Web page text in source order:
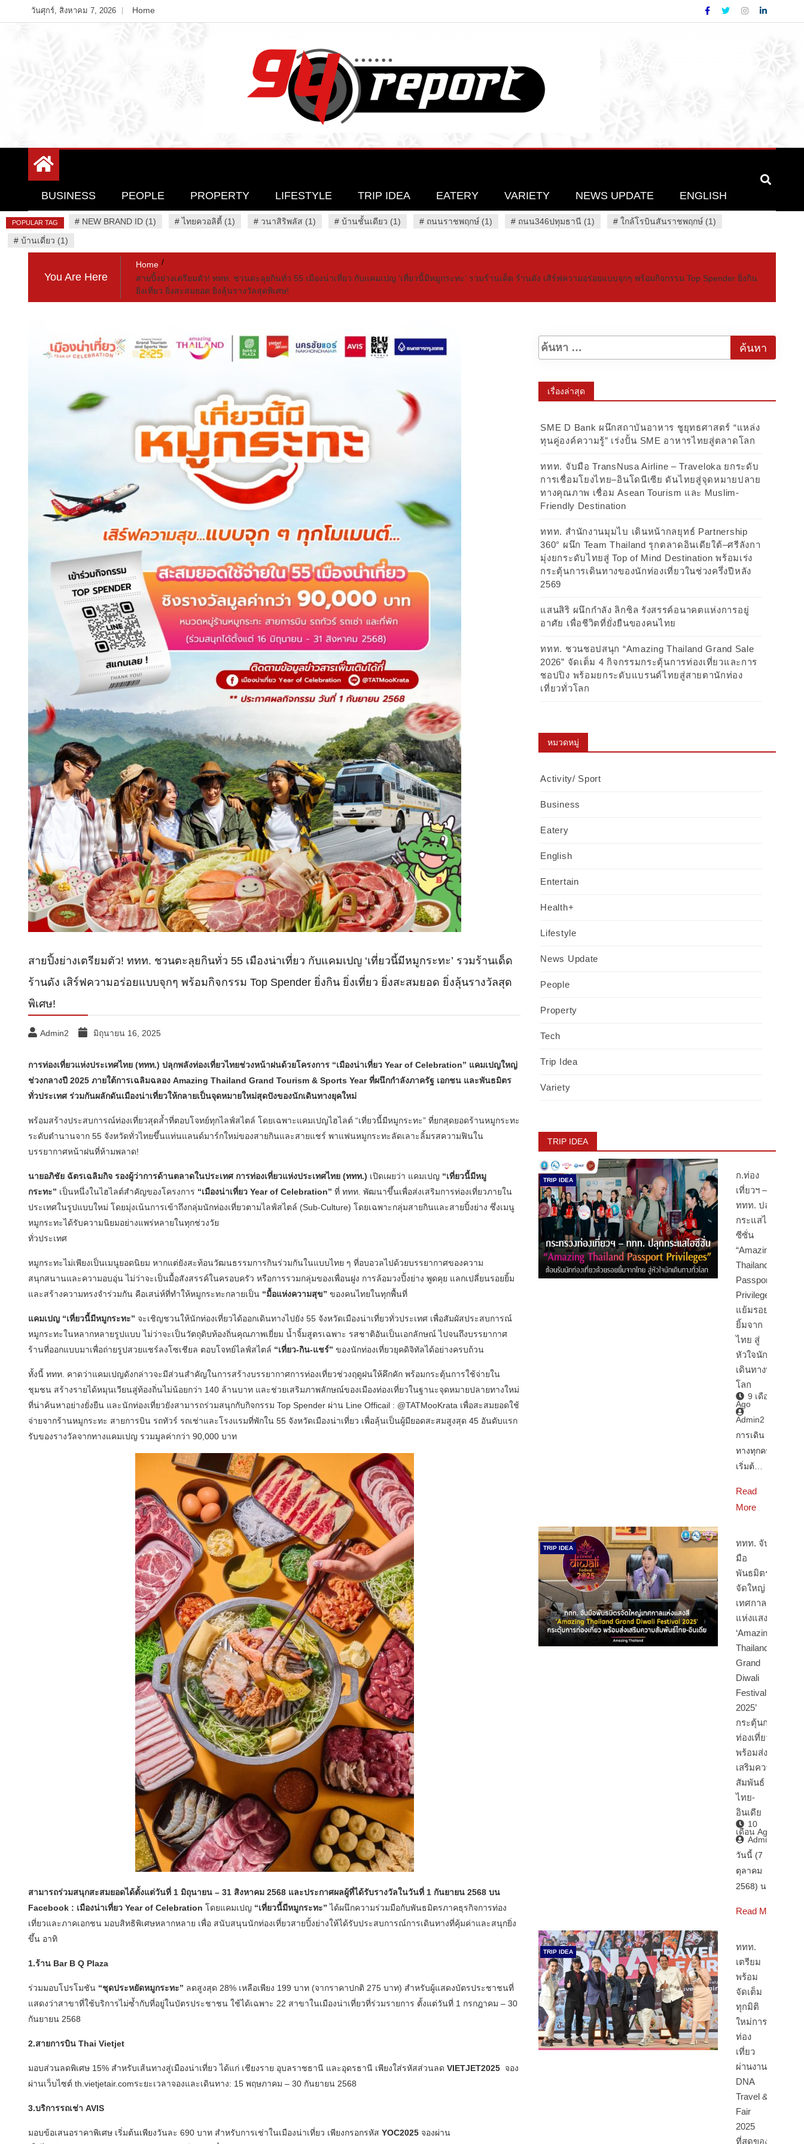
to
วันศุกร์, สิงหาคม 7, 2026 Home
94 Report.com
BUSINESS PEOPLE PROPERTY LIFESTYLE TRIP IDEA EATERY VARIETY NEWS UPDATE ENGLISH
POPULAR TAG # NEW BRAND ID (1) #ไทยควอลิตี้ (1) # วนาสิริพลัส (1) # บ้านชั้นเดียว (1) # ถนนราชพฤกษ์ (1) # ถนน346ปทุมธานี (1) # ใกล้โรบินสันราชพฤกษ์ (1)
# บ้านเดี่ยว (1)
You Are Here
Home
สายปิ้งย่างเตรียมตัว! ททท. ชวนตะลุยกินทั่ว 55 เมืองน่าเที่ยว กับแคมเปญ ‘เที่ยวนี้มีหมูกระทะ’ รวมร้านเด็ด ร้านดัง เสิร์ฟความอร่อยแบบจุกๆ พร้อมกิจกรรม Top Spender ยิ่งกิน
ยิ่งเที่ยว ยิ่งสะสมยอด ยิ่งลุ้นรางวัลสุดพิเศษ!
สายปิ้งย่างเตรียมตัว! ททท. ชวนตะลุยกินทั่ว 55 เมืองน่าเที่ยว กับแคมเปญ ‘เที่ยวนี้มีหมูกระทะ’ รวมร้านเด็ด
ร้านดัง เสิร์ฟความอร่อยแบบจุกๆ พร้อมกิจกรรม Top Spender ยิ่งกิน ยิ่งเที่ยว ยิ่งสะสมยอด ยิ่งลุ้นรางวัลสุด
พิเศษ!
Admin2 มิถุนายน 16, 2025
การท่องเที่ยวแห่งประเทศไทย (ททท.) ปลุกพลังท่องเที่ยวไทยช่วงหน้าฝนด้วยโครงการ “เมืองน่าเที่ยว Year of Celebration” แคมเปญใหญ่
ช่วงกลางปี 2025 ภายใต้การเฉลิมฉลอง Amazing Thailand Grand Tourism & Sports Year ที่ผนึกกำลังภาครัฐ เอกชน และพันธมิตร
ทั่วประเทศ ร่วมกันผลักดันเมืองน่าเที่ยวให้กลายเป็นจุดหมายใหม่สุดปังของนักเดินทางยุคใหม่
พร้อมสร้างประสบการณ์ท่องเที่ยวสุดล้ำที่ตอบโจทย์ทุกไลฟ์สไตล์ โดยเฉพาะแคมเปญไฮไลต์ “เที่ยวนี้มีหมูกระทะ” ที่ยกสุดยอดร้านหมูกระทะ
ระดับตำนานจาก 55 จังหวัดทั่วไทยขึ้นแท่นแลนด์มาร์กใหม่ของสายกินและสายแชร์ พาแฟนหมูกระทะลัดเลาะลิ้มรสความฟินใน
บรรยากาศหน้าฝนที่ห้ามพลาด!
นายอภิชัย ฉัตรเฉลิมกิจ รองผู้ว่าการด้านตลาดในประเทศ การท่องเที่ยวแห่งประเทศไทย (ททท.) เปิดเผยว่า แคมเปญ “เที่ยวนี้มีหมู
กระทะ” เป็นหนึ่งในไฮไลต์สำคัญของโครงการ “เมืองน่าเที่ยว Year of Celebration” ที่ ททท. พัฒนาขึ้นเพื่อส่งเสริมการท่องเที่ยวภายใน
ประเทศในรูปแบบใหม่ โดยมุ่งเน้นการเข้าถึงกลุ่มนักท่องเที่ยวตามไลฟ์สไตล์ (Sub-Culture) โดยเฉพาะกลุ่มสายกินและสายปิ้งย่าง ซึ่งเมนู
หมูกระทะได้รับความนิยมอย่างแพร่หลายในทุกช่วงวัย
ทั่วประเทศ
หมูกระทะไม่เพียงเป็นเมนูยอดนิยม หากแต่ยังสะท้อนวัฒนธรรมการกินร่วมกันในแบบไทย ๆ ที่อบอวลไปด้วยบรรยากาศของความ
สนุกสนานและความอบอุ่น ไม่ว่าจะเป็นมื้อสังสรรค์ในครอบครัว หรือการรวมกลุ่มของเพื่อนฝูง การล้อมวงปิ้งย่าง พูดคุย แลกเปลี่ยนรอยยิ้ม
และสร้างความทรงจำร่วมกัน คือเสน่ห์ที่ทำให้หมูกระทะกลายเป็น “มื้อแห่งความสุข” ของคนไทยในทุกพื้นที่
แคมเปญ “เที่ยวนี้มีหมูกระทะ” จะเชิญชวนให้นักท่องเที่ยวได้ออกเดินทางไปยัง 55 จังหวัดเมืองน่าเที่ยวทั่วประเทศ เพื่อสัมผัสประสบการณ์
หมูกระทะในหลากหลายรูปแบบ ไม่ว่าจะเป็นวัตถุดิบท้องถิ่นคุณภาพเยี่ยม น้ำจิ้มสูตรเฉพาะ รสชาติอันเป็นเอกลักษณ์ ไปจนถึงบรรยากาศ
ร้านที่ออกแบบมาเพื่อถ่ายรูปสวยแชร์ลงโซเชียล ตอบโจทย์ไลฟ์สไตล์ “เที่ยว-กิน-แชร์” ของนักท่องเที่ยวยุคดิจิทัลได้อย่างครบถ้วน
ทั้งนี้ ททท. คาดว่าแคมเปญดังกล่าวจะมีส่วนสำคัญในการสร้างบรรยากาศการท่องเที่ยวช่วงฤดูฝนให้คึกคัก พร้อมกระตุ้นการใช้จ่ายใน
ชุมชน สร้างรายได้หมุนเวียนสู่ท้องถิ่นไม่น้อยกว่า 140 ล้านบาท และช่วยเสริมภาพลักษณ์ของเมืองท่องเที่ยวในฐานะจุดหมายปลายทางใหม่
ที่น่าค้นหาอย่างยั่งยืน และนักท่องเที่ยวยังสามารถร่วมสนุกกับกิจกรรม Top Spender ผ่าน Line Officail : @TATMooKrata เพื่อสะสมยอดใช้
จ่ายจากร้านหมูกระทะ สายการบิน รถทัวร์ รถเช่าและโรงแรมที่พักใน 55 จังหวัดเมืองน่าเที่ยว เพื่อลุ้นเป็นผู้มียอดสะสมสูงสุด 45 อันดับแรก
รับของรางวัลจากทางแคมเปญ รวมมูลค่ากว่า 90,000 บาท
สามารถร่วมสนุกสะสมยอดได้ตั้งแต่วันที่ 1 มิถุนายน – 31 สิงหาคม 2568 และประกาศผลผู้ที่ได้รับรางวัลในวันที่ 1 กันยายน 2568 บน
Facebook : เมืองน่าเที่ยว Year of Celebration โดยแคมเปญ “เที่ยวนี้มีหมูกระทะ”ได้ผนึกความร่วมมือกับพันธมิตรภาคธุรกิจการท่อง
เที่ยวและภาคเอกชน มอบสิทธิพิเศษหลากหลาย เพื่อ สนับสนุนนักท่องเที่ยวสายปิ้งย่างให้ได้รับประสบการณ์การเดินทางที่คุ้มค่าและสนุกยิ่ง
ขึ้น อาทิ
1.ร้าน Bar B Q Plaza
ร่วมมอบโปรโมชัน “ชุดประหยัดหมูกระทะ” ลดสูงสุด 28% เหลือเพียง 199 บาท (จากราคาปกติ 275 บาท) สำหรับผู้แสดงบัตรประชาชนที่
แสดงว่าสาขาที่ใช้บริการไม่ซ้ำกับที่อยู่ในบัตรประชาชน ใช้ได้เฉพาะ 22 สาขาในเมืองน่าเที่ยวที่ร่วมรายการ ตั้งแต่วันที่ 1 กรกฎาคม – 30
กันยายน 2568
2.สายการบิน Thai Vietjet
มอบส่วนลดพิเศษ 15% สำหรับเส้นทางสู่เมืองน่าเที่ยว ได้แก่ เชียงราย อุบลราชธานี และอุดรธานี เพียงใส่รหัสส่วนลด VIETJET2025 จอง
ผ่านเว็บไซต์ th.vietjetair.comระยะเวลาจองและเดินทาง: 15 พฤษภาคม – 30 กันยายน 2568
3.บริการรถเช่า AVIS
มอบข้อเสนอราคาพิเศษ เริ่มต้นเพียงวันละ 690 บาท สำหรับการเช่าในเมืองน่าเที่ยว เพียงกรอกรหัส YOC2025 จองผ่าน
เรื่องล่าสุด
SME D Bank ผนึกสถาบันอาหาร ชูยุทธศาสตร์ “แหล่ง
ทุนคู่องค์ความรู้” เร่งปั้น SME อาหารไทยสู่ตลาดโลก
ททท. จับมือ TransNusa Airline – Traveloka ยกระดับ
การเชื่อมโยงไทย–อินโดนีเซีย ดันไทยสู่จุดหมายปลาย
ทางคุณภาพ เชื่อม Asean Tourism และ Muslim-
Friendly Destination
ททท. สำนักงานมุมไบ เดินหน้ากลยุทธ์ Partnership
360° ผนึก Team Thailand รุกตลาดอินเดียใต้–ศรีลังกา
มุ่งยกระดับไทยสู่ Top of Mind Destination พร้อมเร่ง
กระตุ้นการเดินทางของนักท่องเที่ยวในช่วงครึ่งปีหลัง
2569
แสนสิริ ผนึกกำลัง ลิกซิล รังสรรค์อนาคตแห่งการอยู่
อาศัย เพื่อชีวิตที่ยั่งยืนของคนไทย
ททท. ชวนชอปสนุก “Amazing Thailand Grand Sale
2026” จัดเต็ม 4 กิจกรรมกระตุ้นการท่องเที่ยวและการ
ชอปปิง พร้อมยกระดับแบรนด์ไทยสู่สายตานักท่อง
เที่ยวทั่วโลก
หมวดหมู่
Activity/ Sport
Business
Eatery
English
Entertain
Health+
Lifestyle
News Update
People
Property
Tech
Trip Idea
Variety
TRIP IDEA
TRIP IDEA
ก.ท่อง
เที่ยวฯ –
ททท. ปลุก
กระแสไฮ
ซีซั่น
“Amazing
Thailand
Passport
Privileges”
แย้มรอย
ยิ้มจาก
ไทย สู่
หัวใจนัก
เดินทางทั่ว
โลก
9 เดือน
Ago
Admin2
การเดิน
ทางทุกครั้ง
เริ่มต้…
Read
More
TRIP IDEA
ททท. จับ
มือ
พันธมิตร
จัดใหญ่
เทศกาล
แห่งแสงสี
‘Amazing
Thailand
Grand
Diwali
Festival
2025’
กระตุ้นการ
ท่องเที่ยว
พร้อมส่ง
เสริมความ
สัมพันธ์
ไทย-
อินเดีย
10
เดือน Ago
Admin2
วันนี้ (7
ตุลาคม
2568) นา…
Read More
TRIP IDEA
ททท.
เตรียม
พร้อม
จัดเต็ม
ทุกมิติ
ใหม่การ
ท่อง
เที่ยว
ผ่านงาน
DNA
Travel &
Fair
2025
ที่สุดของ